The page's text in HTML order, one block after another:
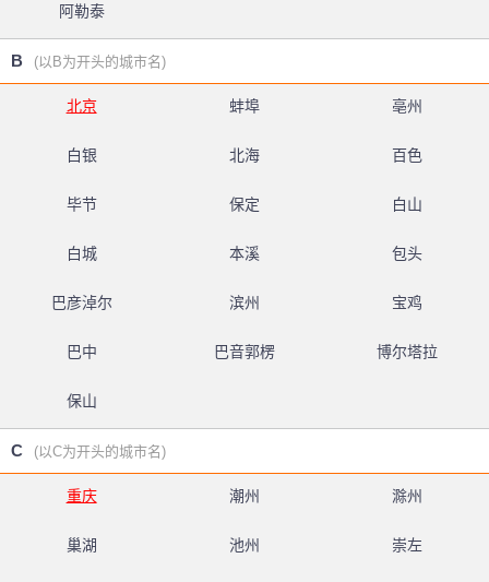
阿勒泰
B (以B为开头的城市名)
北京 蚌埠 亳州
白银 北海 百色
毕节 保定 白山
白城 本溪 包头
巴彦淖尔 滨州 宝鸡
巴中 巴音郭楞 博尔塔拉
保山
C (以C为开头的城市名)
重庆 潮州 滁州
巢湖 池州 崇左